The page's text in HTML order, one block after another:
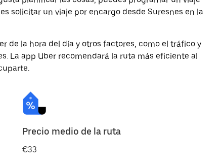
solicitar un viaje por encargo desde Suresnes en la
de la hora del día y otros factores, como el tráfico y
La app Uber recomendará la ruta más eficiente al
Precio medio de la ruta
€33